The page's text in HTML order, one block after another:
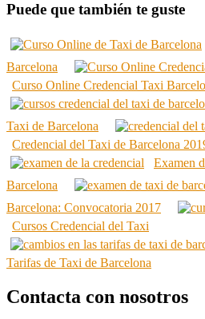
Puede que también te guste
Barcelona
Curso Online Credencial Taxi
Taxi de Barcelona
Credencial del Taxi de Barcelona
Examen
Barcelona
Barcelona: Convocatoria 2017
Cursos Credencial del Taxi
Tarifas de Taxi de Barcelona
Contacta con nosotros